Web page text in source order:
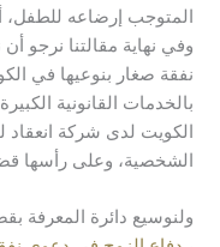
المتوجب إرضاعه للطفل،
وفي نهاية مقالتنا نرجو
نفقة صغار بنوعيها في
بالخدمات القانونية
الكويت لدى شركة انعقاد
الشخصية، وعلى رأسها
ولنوسيع دائرة المعرفة